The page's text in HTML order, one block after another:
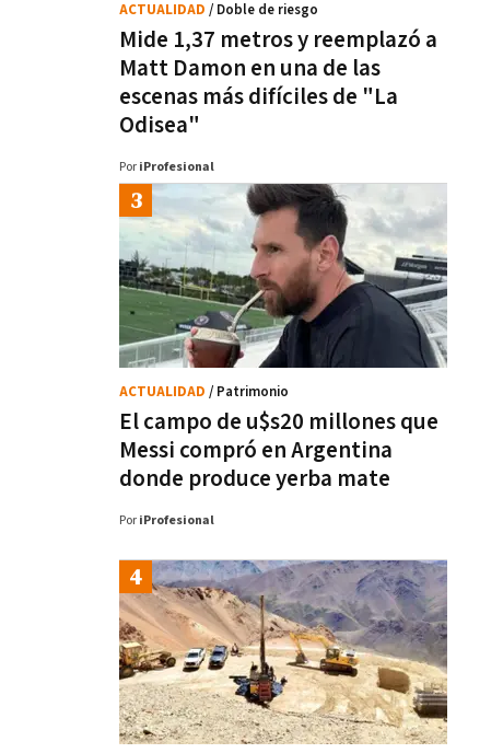
Mide 1,37 metros y reemplazó a
Matt Damon en una de las
escenas más difíciles de "La
Odisea"
ACTUALIDAD / Doble de riesgo
Por iProfesional
El campo de u$s20 millones que
Messi compró en Argentina
donde produce yerba mate
ACTUALIDAD / Patrimonio
Por iProfesional